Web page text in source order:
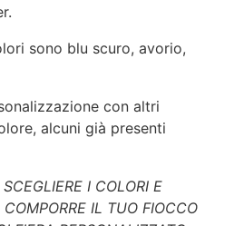
sono blu scuro, avorio,
con altri
alcuni già presenti
SCEGLIERE I COLORI E
COMPORRE IL TUO FIOCCO